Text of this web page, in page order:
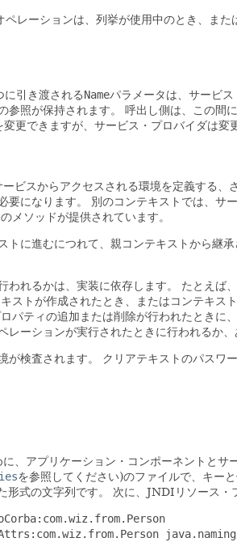
ペレーションは、列挙が使用中のとき、ま
引き渡されるNameパラメータは、サービス
照が保持されます。
呼出し側は、この間
更できますが、サービス・プロバイダは変
スからアクセスされる環境を定義する、
になります。
別のコンテキストでは、サ
メソッドが提供されています。
に進むにつれて、親コンテキストから継承
れるかは、実装に依存します。
たとえば
ストが作成されたとき、またはコンテキス
パティの追加または削除が行われたときに
ーションが実行されたときに行われるか、
が検査されます。
クリアテキストのパスワ
、アプリケーション・コンポーネントとサ
を参照してください)のファイルで、キー
式の文字列です。
次に、JNDIリソース・